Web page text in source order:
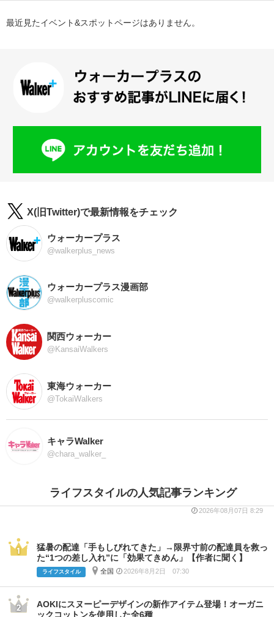
最近見たイベント&スポットページはありません。
X(旧Twitter)で最新情報をチェック
ウォーカープラス
@walkerplus_news
ウォーカープラス漫画部
@walkerpluscomic
関西ウォーカー
@KansaiWalkers
東海ウォーカー
@TokaiWalkers
キャラWalker
@chara_walker_
ライフスタイルの人気記事ランキング
2026年08月07日 8:29
猛暑の配達「手もしびれてきた」→限界寸前の配達員を救っ
た“1つの差し入れ”に「効果てきめん」【作者に聞く】
ライフスタイル 全国 2026年8月2日 07:30
AOKIにスヌーピーデザインの新作アイテム登場！オーガニ
ックコットンを使用した全6種